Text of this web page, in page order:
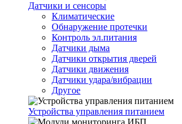
Датчики и сенсоры
Климатические
Обнаружение протечки
Контроль эл.питания
Датчики дыма
Датчики открытия дверей
Датчики движения
Датчики удара/вибрации
Другое
Устройства управления питанием